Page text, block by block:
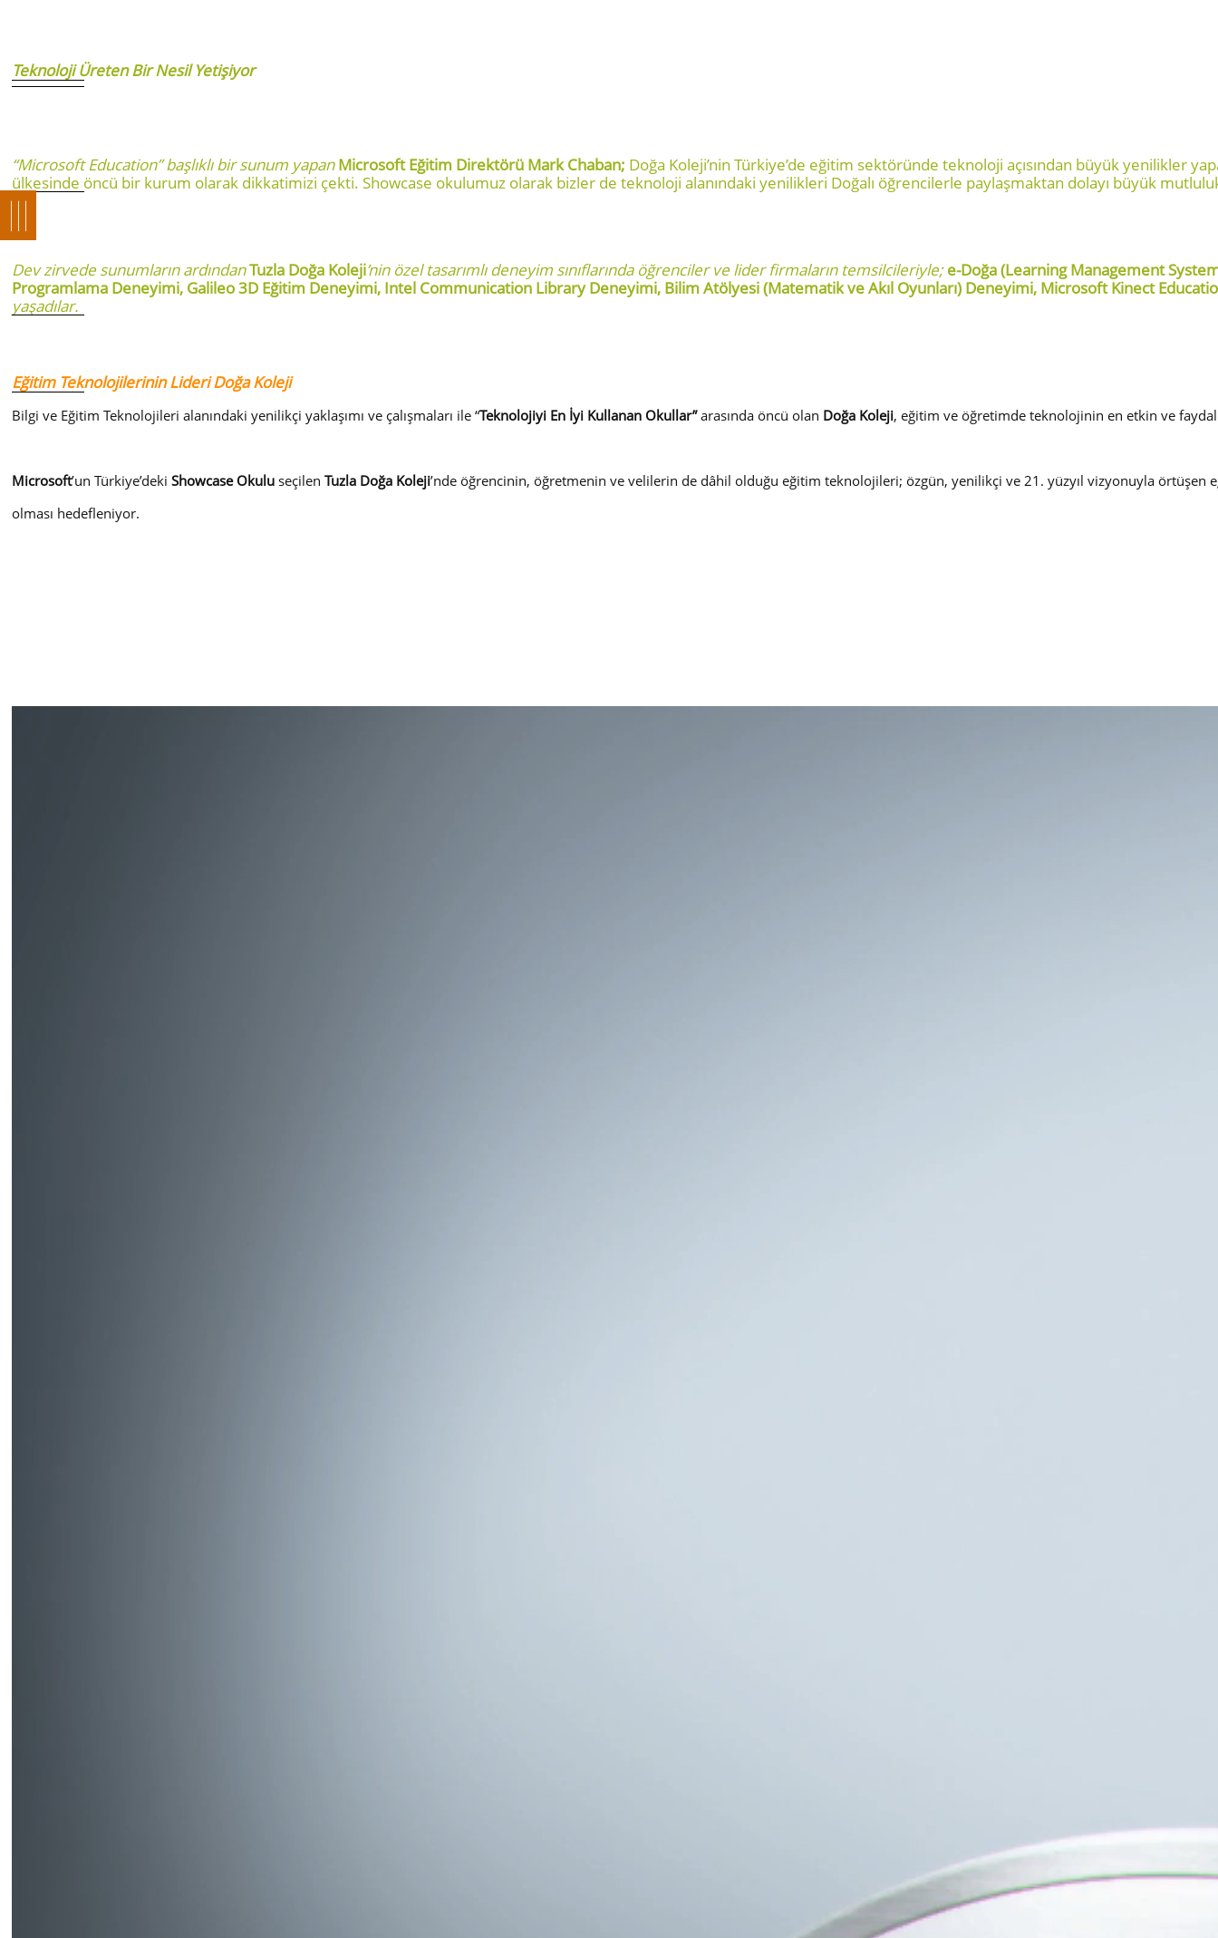
Teknoloji Üreten Bir Nesil Yetişiyor
“Microsoft Education” başlıklı bir sunum yapanMicrosoft Eğitim Direktörü Mark Chaban; Doğa Koleji’nin Türkiye’de eğitim sektöründe teknoloji açısından büyük yenilikler
ülkesinde öncü bir kurum olarak dikkatimizi çekti. Showcase okulumuz olarak bizler de teknoloji alanındaki yenilikleri Doğalı öğrencilerle paylaşmaktan dolayı büyük
Dev zirvede sunumların ardındanTuzla Doğa Koleji’nin özel tasarımlı deneyim sınıflarında öğrenciler ve lider firmaların temsilcileriyle;e-Doğa (Learning Management
Programlama Deneyimi, Galileo 3D Eğitim Deneyimi, Intel Communication Library Deneyimi, Bilim Atölyesi (Matematik ve Akıl Oyunları) Deneyimi, Microsoft Kinect
yaşadılar.
Eğitim Teknolojilerinin Lideri Doğa Koleji
Bilgi ve Eğitim Teknolojileri alanındaki yenilikçi yaklaşımı ve çalışmaları ile “Teknolojiyi En İyi Kullanan Okullar”arasında öncü olan Doğa Koleji, eğitim ve öğretimde teknolojinin en etkin ve
Microsoft’un Türkiye’dekiShowcase Okulu seçilenTuzla Doğa Koleji’nde öğrencinin, öğretmenin ve velilerin de dâhil olduğu eğitim teknolojileri; özgün, yenilikçi ve 21. yüzyıl vizyonuyla
olması hedefleniyor.